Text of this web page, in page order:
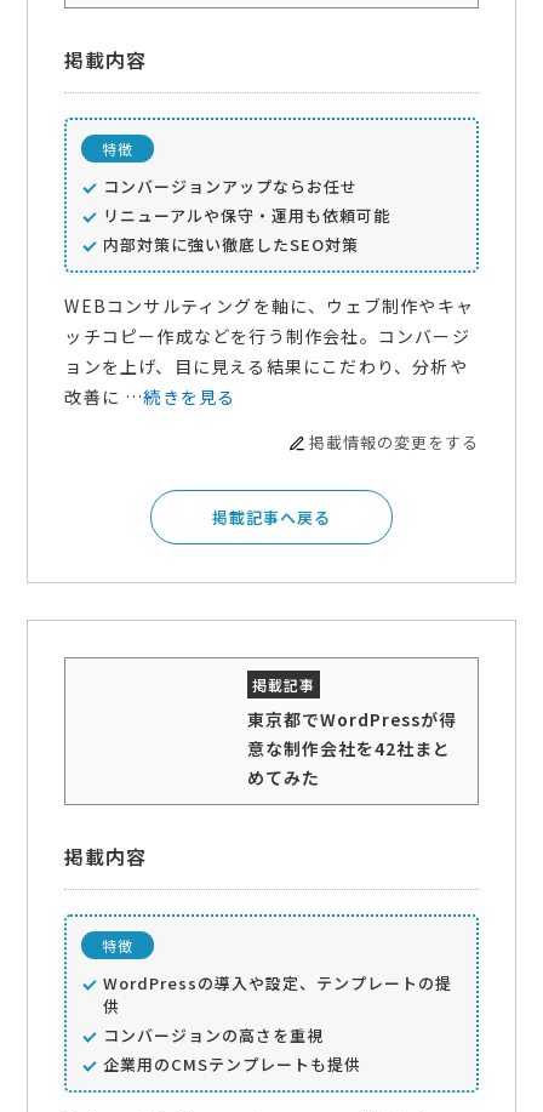
掲載内容
特徴
コンバージョンアップならお任せ
リニューアルや保守・運用も依頼可能
内部対策に強い徹底したSEO対策
WEBコンサルティングを軸に、ウェブ制作やキャ
ッチコピー作成などを行う制作会社。コンバージ
ョンを上げ、目に見える結果にこだわり、分析や
改善に …続きを見る
掲載情報の変更をする
掲載記事へ戻る
東京都でWordPressが得
意な制作会社を42社まと
めてみた
掲載内容
特徴
WordPressの導入や設定、テンプレートの提
供
コンバージョンの高さを重視
企業用のCMSテンプレートも提供